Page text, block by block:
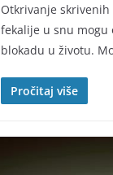
Otkrivanje
fekalije u snu
blokadu u životu.
Pročitaj više